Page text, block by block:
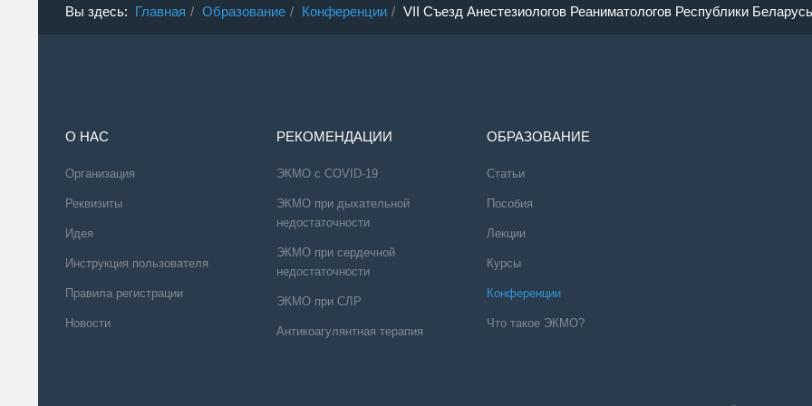
Вы здесь: Главная Образование Конференции VII Съезд Анестезиологов Реаниматологов Республики Беларусь
О НАС
Организация
Реквизиты
Идея
Инструкция пользователя
Правила регистрации
Новости
РЕКОМЕНДАЦИИ
ЭКМО с COVID-19
ЭКМО при дыхательной
недостаточности
ЭКМО при сердечной
недостаточности
ЭКМО при СЛР
Антикоагулянтная терапия
ОБРАЗОВАНИЕ
Статьи
Пособия
Лекции
Курсы
Конференции
Что такое ЭКМО?